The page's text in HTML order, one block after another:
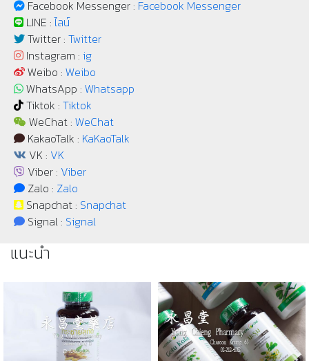
Facebook Messenger : Facebook Messenger
LINE :ไลน์
Twitter : Twitter
Instagram : ig
Weibo : Weibo
WhatsApp : Whatsapp
Tiktok : Tiktok
WeChat : WeChat
KakaoTalk : KaKaoTalk
VK : VK
Viber : Viber
Zalo : Zalo
Snapchat : Snapchat
Signal : Signal
แนะนำ